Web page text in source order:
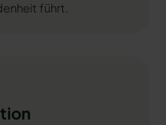
führt.